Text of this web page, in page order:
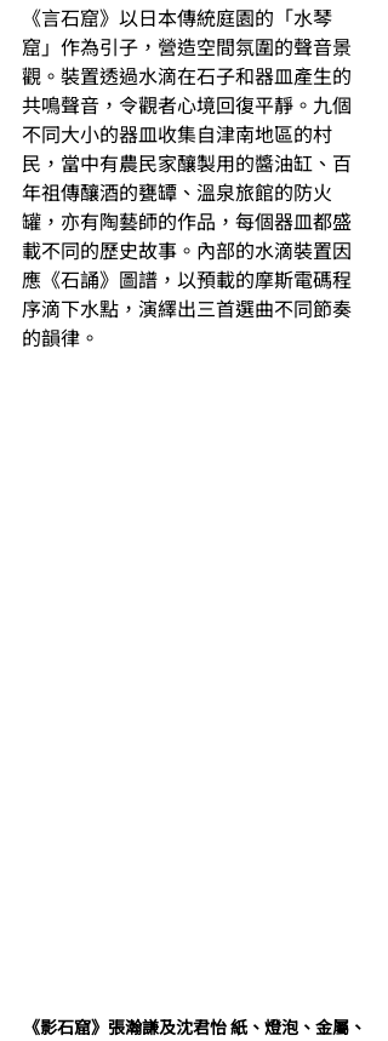
《言石窟》以日本傳統庭園的「水琴
窟」作為引子，營造空間氛圍的聲音景
觀。裝置透過水滴在石子和器皿產生的
共鳴聲音，令觀者心境回復平靜。九個
不同大小的器皿收集自津南地區的村
民，當中有農民家釀製用的醬油缸、百
年祖傳釀酒的甕罈、溫泉旅館的防火
罐，亦有陶藝師的作品，每個器皿都盛
載不同的歷史故事。內部的水滴裝置因
應《石誦》圖譜，以預載的摩斯電碼程
序滴下水點，演繹出三首選曲不同節奏
的韻律。
《影石窟》張瀚謙及沈君怡 紙、燈泡、金屬、